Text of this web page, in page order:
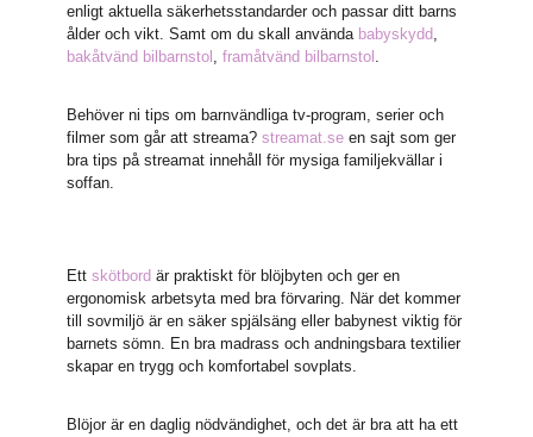
enligt aktuella säkerhetsstandarder och passar ditt barns
ålder och vikt. Samt om du skall använda babyskydd,
bakåtvänd bilbarnstol framåtvänd bilbarnstol
Behöver ni tips om barnvändliga tv-program, serier och
filmer som går att streama? streamat.seen sajt som ger
bra tips på streamat innehåll för mysiga familjekvällar i
soffan.
Ett skötbord är praktiskt för blöjbyten och ger en
ergonomisk arbetsyta med bra förvaring. När det kommer
till sovmiljö är en säker spjälsäng eller babynest viktig för
barnets sömn. En bra madrass och andningsbara textilier
skapar en trygg och komfortabel sovplats.
Blöjor är en daglig nödvändighet, och det är bra att ha ett